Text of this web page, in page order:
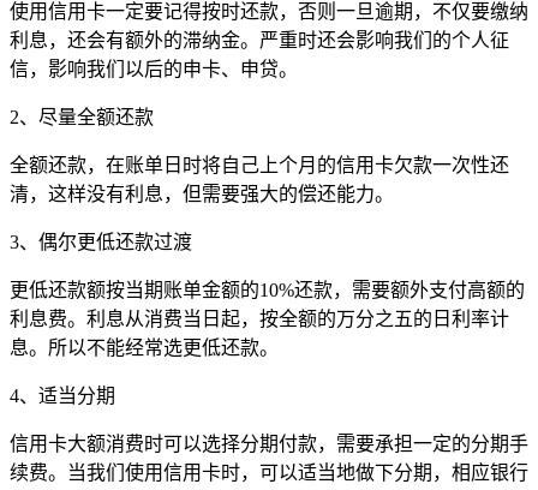
使用信用卡一定要记得按时还款，否则一旦逾期，不仅要缴纳
利息，还会有额外的滞纳金。严重时还会影响我们的个人征
信，影响我们以后的申卡、申贷。
2、尽量全额还款
全额还款，在账单日时将自己上个月的信用卡欠款一次性还
清，这样没有利息，但需要强大的偿还能力。
3、偶尔更低还款过渡
更低还款额按当期账单金额的10%还款，需要额外支付高额的
利息费。利息从消费当日起，按全额的万分之五的日利率计
息。所以不能经常选更低还款。
4、适当分期
信用卡大额消费时可以选择分期付款，需要承担一定的分期手
续费。当我们使用信用卡时，可以适当地做下分期，相应银行